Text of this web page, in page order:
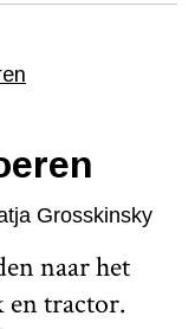
Grosskinsky
naar het
tractor.